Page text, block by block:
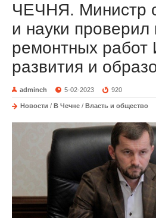
ЧЕЧНЯ. Министр
и науки проверил
ремонтных работ
развития и
adminch 5-02-2023 920
Новости / В Чечне / Власть и общество